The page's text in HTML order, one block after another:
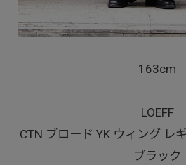
163cm
LOEFF
CTN ブロード YK ウィング レ
ブラック